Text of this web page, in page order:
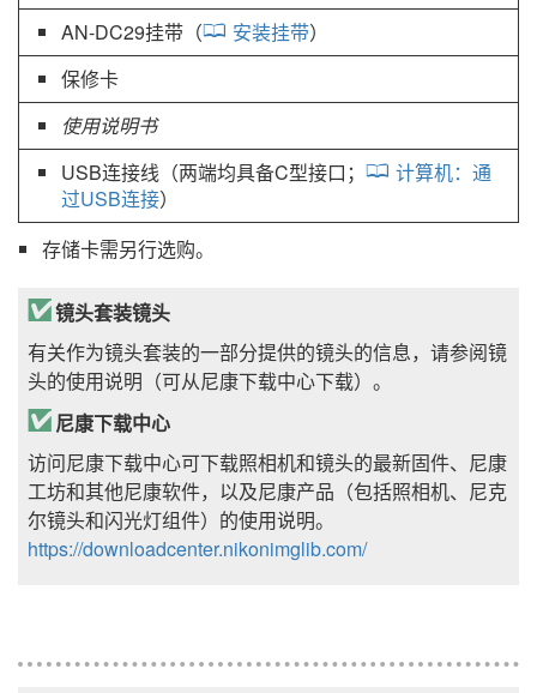
AN-DC29挂带（ 安装挂带）
保修卡
使用说明书
USB连接线（两端均具备C型接口；
计算机：通
过USB连接）
存储卡需另行选购。
镜头套装镜头
有关作为镜头套装的一部分提供的镜头的信息，请参阅镜
头的使用说明（可从尼康下载中心下载）。
尼康下载中心
访问尼康下载中心可下载照相机和镜头的最新固件、 尼康
工坊和其他尼康软件，以及尼康产品（包括照相机、尼克
尔镜头和闪光灯组件）的使用说明。
https://downloadcenter.nikonimglib.com/